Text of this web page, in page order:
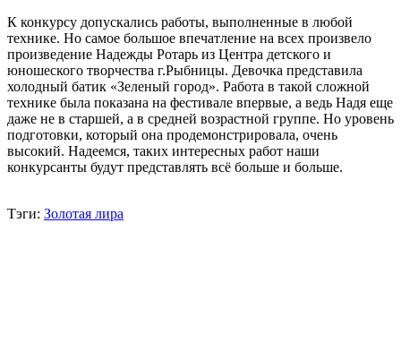
К конкурсу допускались работы, выполненные в любой
технике. Но самое большое впечатление на всех произвело
произведение Надежды Ротарь из Центра детского и
юношеского творчества г.Рыбницы. Девочка представила
холодный батик «Зеленый город». Работа в такой сложной
технике была показана на фестивале впервые, а ведь Надя еще
даже не в старшей, а в средней возрастной группе. Но уровень
подготовки, который она продемонстрировала, очень
высокий. Надеемся, таких интересных работ наши
конкурсанты будут представлять всё больше и больше.
Тэги: Золотая лира